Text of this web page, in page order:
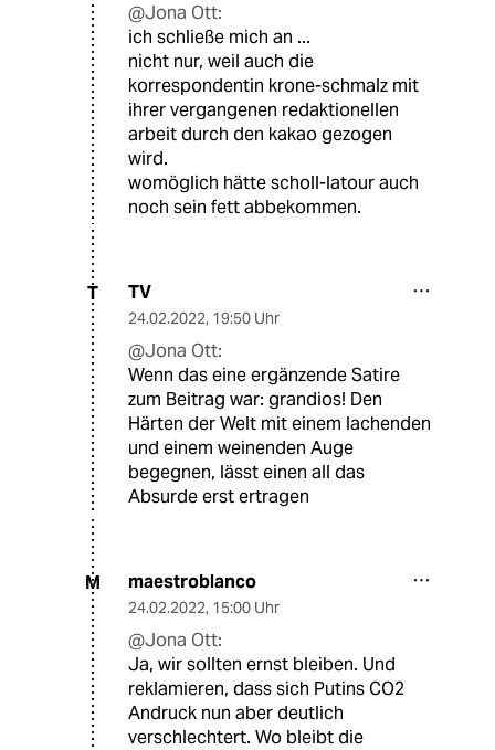
@Jona Ott:
ich schließe mich an ...
nicht nur, weil auch die
korrespondentin krone-schmalz mit
ihrer vergangenen redaktionellen
arbeit durch den kakao gezogen
wird.
womöglich hätte scholl-latour auch
noch sein fett abbekommen.
T TV
24.02.2022, 19:50 Uhr
@Jona Ott:
Wenn das eine ergänzende Satire
zum Beitrag war: grandios! Den
Härten der Welt mit einem lachenden
und einem weinenden Auge
begegnen, lässt einen all das
Absurde erst ertragen
M maestroblanco
24.02.2022, 15:00 Uhr
@Jona Ott:
Ja, wir sollten ernst bleiben. Und
reklamieren, dass sich Putins CO2
Andruck nun aber deutlich
verschlechtert. Wo bleibt die